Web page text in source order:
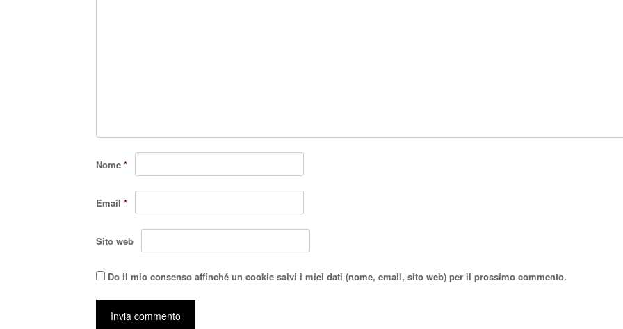
Nome *
Email *
Sito web
Do il mio consenso affinché un cookie salvi i miei dati (nome, email, sito web) per il prossimo commento.